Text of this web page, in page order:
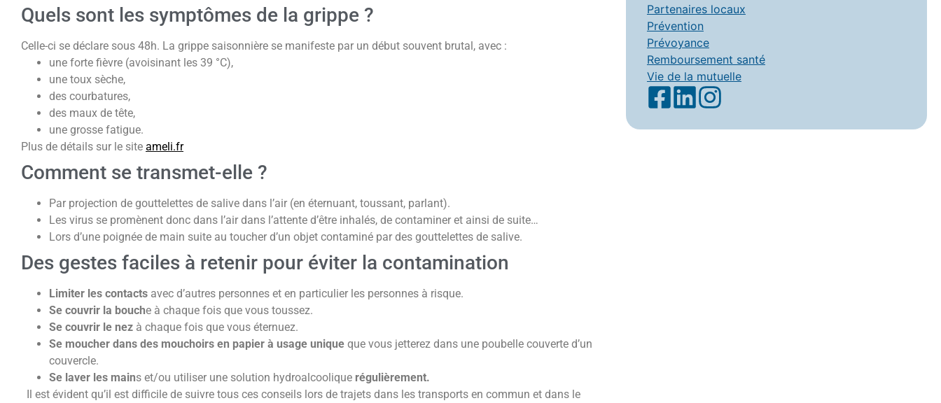
Quels sont les symptômes de la grippe ?
Celle-ci se déclare sous 48h. La grippe saisonnière se manifeste par un début souvent brutal, avec :
une forte fièvre (avoisinant les 39 °C),
une toux sèche,
des courbatures,
des maux de tête,
une grosse fatigue.
Plus de détails sur le site ameli.fr
Comment se transmet-elle ?
Par projection de gouttelettes de salive dans l’air (en éternuant, toussant, parlant).
Les virus se promènent donc dans l’air dans l’attente d’être inhalés, de contaminer et ainsi de suite…
Lors d’une poignée de main suite au toucher d’un objet contaminé par des gouttelettes de salive.
Des gestes faciles à retenir pour éviter la contamination
Limiter les contacts avec d’autres personnes et en particulier les personnes à risque.
Se couvrir la bouche à chaque fois que vous toussez.
Se couvrir le nez à chaque fois que vous éternuez.
Se moucher dans des mouchoirs en papier à usage unique que vous jetterez dans une poubelle couverte d’un
couvercle.
Se laver les mains et/ou utiliser une solution hydroalcoolique régulièrement.
Il est évident qu’il est difficile de suivre tous ces conseils lors de trajets dans les transports en commun et dans le
Partenaires locaux
Prévention
Prévoyance
Remboursement santé
Vie de la mutuelle